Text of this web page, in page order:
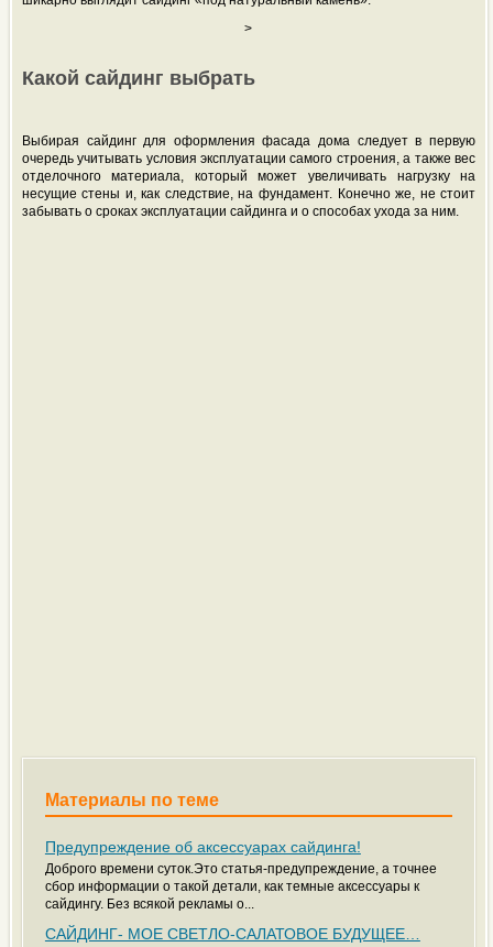
>
Какой сайдинг выбрать
Выбирая сайдинг для оформления фасада дома следует в первую
очередь учитывать условия эксплуатации самого строения, а также вес
отделочного материала, который может увеличивать нагрузку на
несущие стены и, как следствие, на фундамент. Конечно же, не стоит
забывать о сроках эксплуатации сайдинга и о способах ухода за ним.
Материалы по теме
Предупреждение об аксессуарах сайдинга!
Доброго времени суток.Это статья-предупреждение, а точнее
сбор информации о такой детали, как темные аксессуары к
сайдингу. Без всякой рекламы о...
САЙДИНГ- МОЕ СВЕТЛО-САЛАТОВОЕ БУДУЩЕЕ…